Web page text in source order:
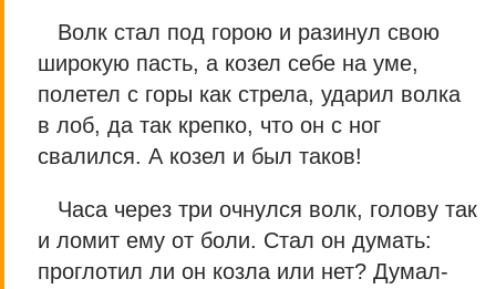
Волк стал под горою и разинул свою
широкую пасть, а козел себе на уме,
полетел с горы как стрела, ударил волка
в лоб, да так крепко, что он с ног
свалился. А козел и был таков!
Часа через три очнулся волк, голову так
и ломит ему от боли. Стал он думать:
проглотил ли он козла или нет? Думал-